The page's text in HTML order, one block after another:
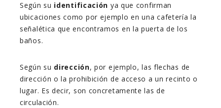
Según su identificación ya que confirman
ubicaciones como por ejemplo en una cafetería la
señalética que encontramos en la puerta de los
baños.
Según su dirección, por ejemplo, las flechas de
dirección o la prohibición de acceso a un recinto o
lugar. Es decir, son concretamente las de
circulación.